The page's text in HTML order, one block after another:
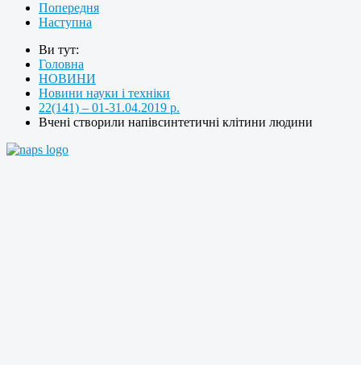
Попередня
Наступна
Ви тут:
Головна
НОВИНИ
Новини науки і техніки
22(141) – 01-31.04.2019 р.
Вчені створили напівсинтетичні клітини людини